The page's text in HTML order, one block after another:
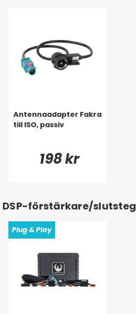
Antennaadapter Fakra
till ISO, passiv
198 kr
DSP-förstärkare/slutsteg
Plug & Play